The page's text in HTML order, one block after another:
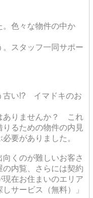
。色々な物件の中か
スタッフ一同サポー
古い!? イマドキのお
ありませんか？ これ
りるための物件の内見
要がありました。
くのが難しいお客さ
の内覧、さらには契約
在お住まいのエリア
サービス（無料）」